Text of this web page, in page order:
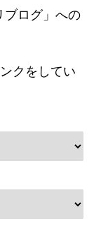
ブログ」への
クをしてい